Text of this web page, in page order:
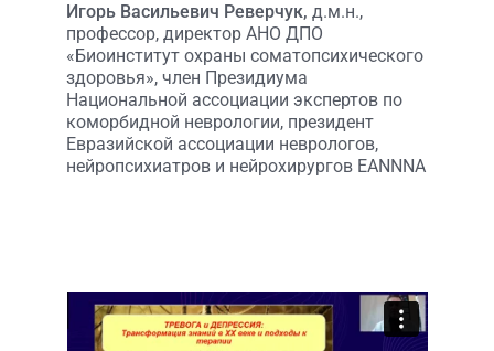
Игорь Васильевич Реверчук, д.м.н.,
профессор, директор АНО ДПО
«Биоинститут охраны соматопсихического
здоровья», член Президиума
Национальной ассоциации экспертов по
коморбидной неврологии, президент
Евразийской ассоциации неврологов,
нейропсихиатров и нейрохирургов EANNNA